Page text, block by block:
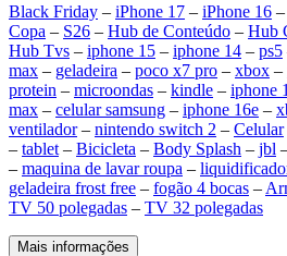
Black Friday – iPhone 17 – iPhone 16 –
Copa – S26 – Hub de Conteúdo – Hub
Hub Tvs – iphone 15 – iphone 14 – ps5
max – geladeira – poco x7 pro – xbox –
protein – microondas – kindle – iphone
max – celular samsung – iphone 16e –
ventilador– nintendo switch 2 – Celular
– tablet – Bicicleta – Body Splash – jbl
– maquina de lavar roupa –
geladeira frost free – fogão 4 bocas –
TV 50 polegadas – TV 32 polegadas
Mais informações